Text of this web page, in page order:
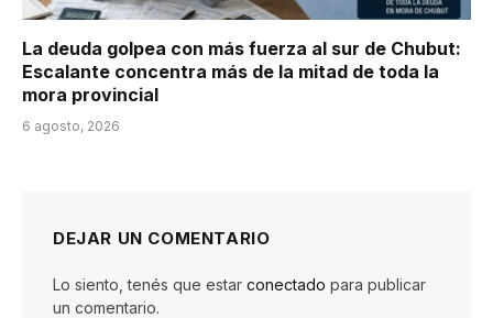
La deuda golpea con más fuerza al sur de Chubut:
Escalante concentra más de la mitad de toda la
mora provincial
6 agosto, 2026
DEJAR UN COMENTARIO
Lo siento, tenés que estar conectado para publicar
un comentario.